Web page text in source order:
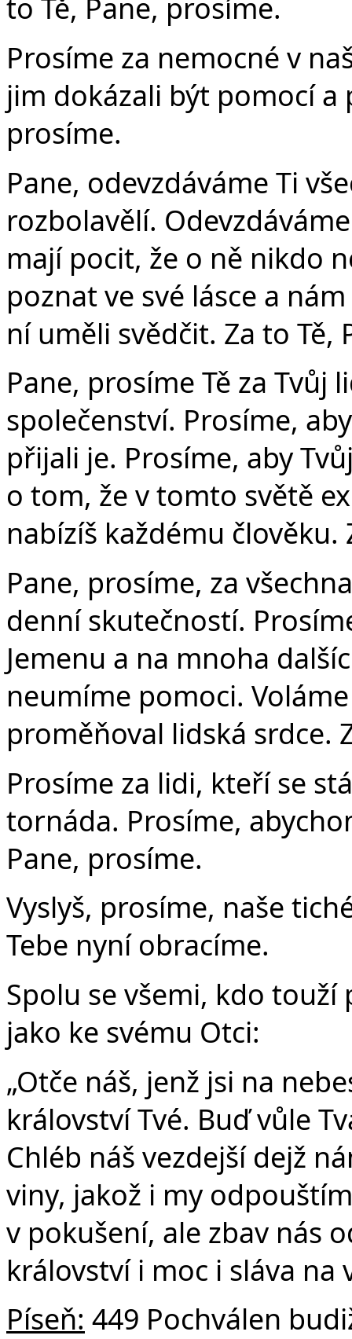
to Tě, Pane, prosíme.
Prosíme za nemocné v
jim dokázali být pomocí a
prosíme.
Pane, odevzdáváme Ti
rozbolavělí.
mají pocit, že o ně nikdo
poznat ve své lásce a
ní uměli svědčit. Za to Tě,
Pane, prosíme Tě za Tvůj
společenství. Prosíme,
přijali je. Prosíme, aby
o tom, že v tomto světě
nabízíš každému člověku.
Pane, prosíme, za
denní skutečností.
Jemenu a na mnoha
neumíme pomoci.
proměňoval lidská srdce.
Prosíme za lidi, kteří se
tornáda. Prosíme,
Pane, prosíme.
Vyslyš, prosíme, naše
Tebe nyní obracíme.
Spolu se všemi, kdo touží
jako ke svému Otci:
„Otče náš, jenž jsi na
království Tvé. Buď vůle
Chléb náš vezdejší dejž
viny, jakož i my
v pokušení, ale zbav nás
království i moc i sláva na
Píseň: 449 Pochválen